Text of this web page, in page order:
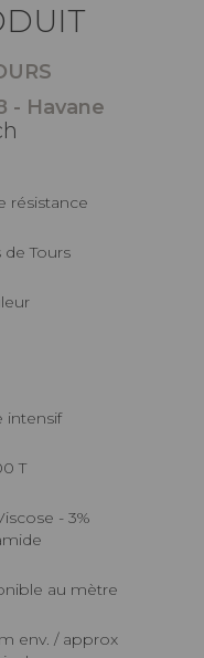
- Havane
résistance
de Tours
intensif
T
au mètre